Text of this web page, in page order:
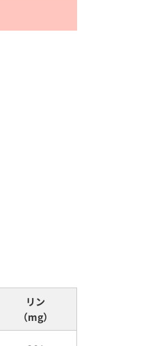
リン
（mg）